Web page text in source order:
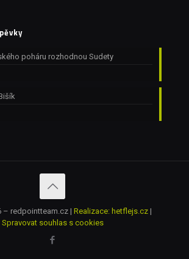
poháru rozhodnou Sudety
– redpointteam.cz | Realizace: hetflejs.cz |
Spravovat souhlas s cookies